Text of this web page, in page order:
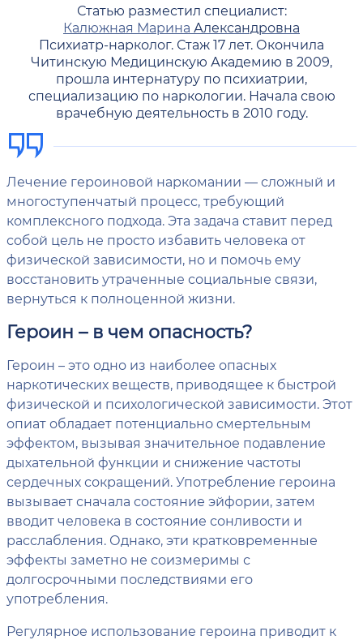
Статью разместил специалист:
Калюжная Марина Александровна
Психиатр-нарколог. Стаж 17 лет. Окончила
Читинскую Медицинскую Академию в 2009,
прошла интернатуру по психиатрии,
специализацию по наркологии. Начала свою
врачебную деятельность в 2010 году.
Лечение героиновой наркомании — сложный и
многоступенчатый процесс, требующий
комплексного подхода. Эта задача ставит перед
собой цель не просто избавить человека от
физической зависимости, но и помочь ему
восстановить утраченные социальные связи,
вернуться к полноценной жизни.
Героин – в чем опасность?
Героин – это одно из наиболее опасных
наркотических веществ, приводящее к быстрой
физической и психологической зависимости. Этот
опиат обладает потенциально смертельным
эффектом, вызывая значительное подавление
дыхательной функции и снижение частоты
сердечных сокращений. Употребление героина
вызывает сначала состояние эйфории, затем
вводит человека в состояние сонливости и
расслабления. Однако, эти кратковременные
эффекты заметно не соизмеримы с
долгосрочными последствиями его
употребления.
Регулярное использование героина приводит к